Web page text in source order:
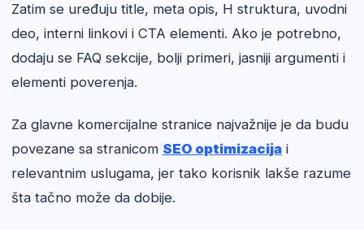
Zatim se uređuju title, meta opis, H struktura, uvodni
deo, interni linkovi i CTA elementi. Ako je potrebno,
dodaju se FAQ sekcije, bolji primeri, jasniji argumenti i
elementi poverenja.
Za glavne komercijalne stranice najvažnije je da budu
povezane sa stranicom SEO optimizacija i
relevantnim uslugama, jer tako korisnik lakše razume
šta tačno može da dobije.